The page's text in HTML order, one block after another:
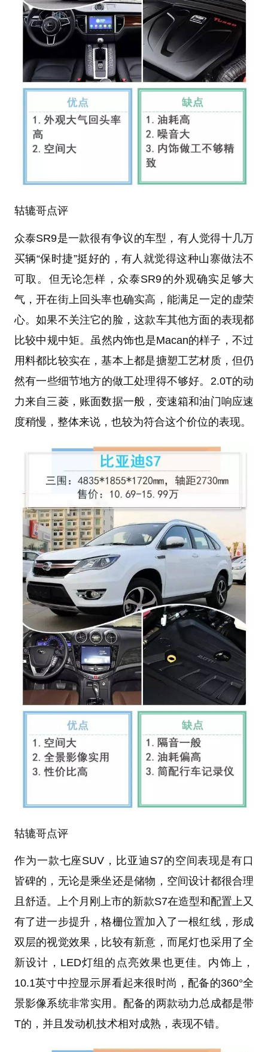
轱辘哥点评
众泰SR9是一款很有争议的车型，有人觉得十几万
买辆“保时捷”挺好的，有人就觉得这种山寨做法不
可取。但无论怎样，众泰SR9的外观确实足够大
气，开在街上回头率也确实高，能满足一定的虚荣
心。如果不关注它的脸，这款车其他方面的表现都
比较中规中矩。虽然内饰也是Macan的样子，不过
用料都比较实在，基本上都是搪塑工艺材质，但仍
然有一些细节地方的做工处理得不够好。2.0T的动
力来自三菱，账面数据一般，变速箱和油门响应速
度稍慢，整体来说，也较为符合这个价位的表现。
轱辘哥点评
作为一款七座SUV，比亚迪S7的空间表现是有口
皆碑的，无论是乘坐还是储物，空间设计都很合理
且舒适。上个月刚上市的新款S7在造型和配置上又
有了进一步提升，格栅位置加入了一根红线，形成
双层的视觉效果，比较有新意，而尾灯也采用了全
新设计，LED灯组的点亮效果也更佳。内饰上，
10.1英寸中控显示屏看起来很时尚，配备的360°全
景影像系统非常实用。配备的两款动力总成都是带
T的，并且发动机技术相对成熟，表现不错。